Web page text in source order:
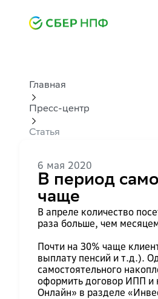
Главная
Пресс-центр
Статья
6 мая 2020
В период
чаще
В апреле количество
раза больше, чем
Почти на 30% чаще
выплату пенсий и т.д.).
самостоятельного
оформить договор ИПП и
Онлайн» в разделе